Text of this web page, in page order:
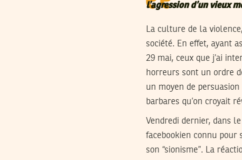
l’agression d’un vieux
La culture de la
société. En effet, ayant
29 mai, ceux que j’ai
horreurs sont un ordre
un moyen de
barbares qu’on croyait
Vendredi dernier, dans
facebookien connu pour
son “sionisme”. La